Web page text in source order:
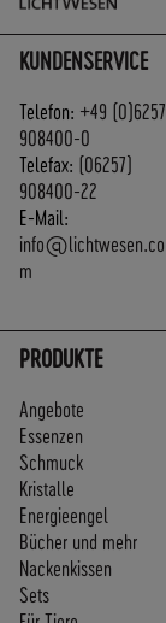
KUNDENSERVICE
Telefon: +49 (0)6257
908400-0
Telefax: (06257)
908400-22
E-Mail:
info@lichtwesen.co
m
PRODUKTE
Angebote
Essenzen
Schmuck
Kristalle
Energieengel
Bücher und mehr
Nackenkissen
Sets